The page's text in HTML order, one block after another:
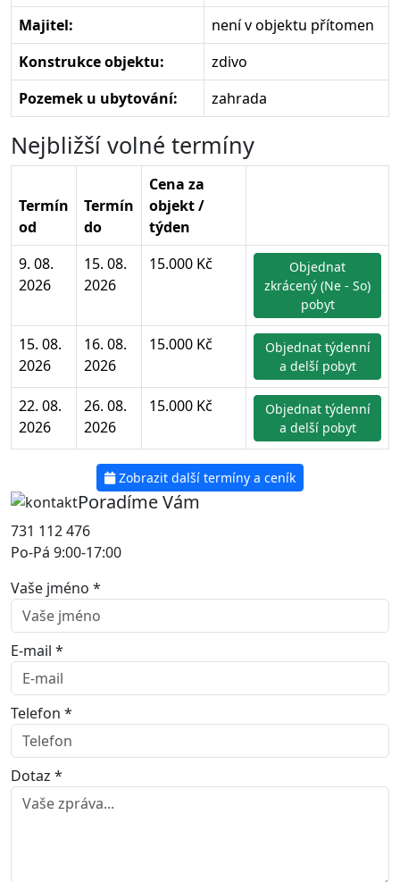
Majitel:
není v objektu přítomen
Konstrukce objektu:
zdivo
Pozemek u ubytování:
zahrada
Nejbližší volné termíny
Termín
od
Termín
do
Cena za
objekt /
týden
9. 08.
2026
15. 08.
2026
15.000 Kč
Objednat
zkrácený (Ne - So)
pobyt
15. 08.
2026
16. 08.
2026
15.000 Kč
Objednat týdenní
a delší pobyt
22. 08.
2026
26. 08.
2026
15.000 Kč
Objednat týdenní
a delší pobyt
Zobrazit další termíny a ceník
Poradíme Vám
731 112 476
Po-Pá 9:00-17:00
Vaše jméno *
E-mail *
Telefon *
Dotaz *